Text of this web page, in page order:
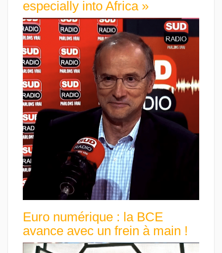
especially into Africa »
Euro numérique : la BCE
avance avec un frein à main !